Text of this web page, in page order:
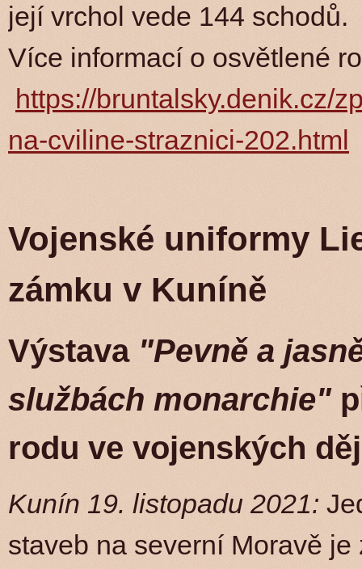
její vrchol vede 144 schodů.
Více informací o osvětlené
https://bruntalsky.denik.cz/
na-cviline-straznici-202.html
Vojenské uniformy
zámku v Kuníně
Výstava "Pevně a
službách monarchie"
rodu ve vojenských
Kunín 19. listopadu 2021:
staveb na severní Moravě